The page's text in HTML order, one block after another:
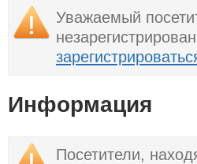
Уважаемый
Информация
Посетители,